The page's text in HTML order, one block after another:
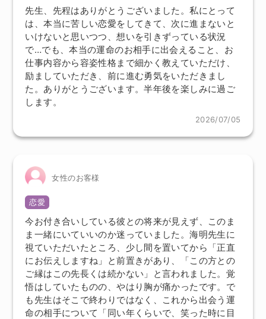
先生、先程はありがとうございました。私にとって
は、本当に苦しい恋愛をしてきて、次に進まないと
いけないと思いつつ、想いを引きずっている状況
で…でも、本当の運命のお相手に出会えること、お
仕事内容から容姿性格まで細かく教えていただけ、
励ましていただき、前に進む勇気をいただきまし
た。ありがとうございます。半年後を楽しみに過ご
します。
2026/07/05
女性のお客様
恋愛
今お付き合いしている彼との将来が見えず、このま
ま一緒にいていいのか迷っていました。海明先生に
視ていただいたところ、少し間を置いてから「正直
にお伝えしますね」と前置きがあり、「この方との
ご縁はこの先長くは続かない」と言われました。覚
悟はしていたものの、やはり胸が痛かったです。で
も先生はそこで終わりではなく、これから出会う運
命の相手について「同い年くらいで、笑った時に目